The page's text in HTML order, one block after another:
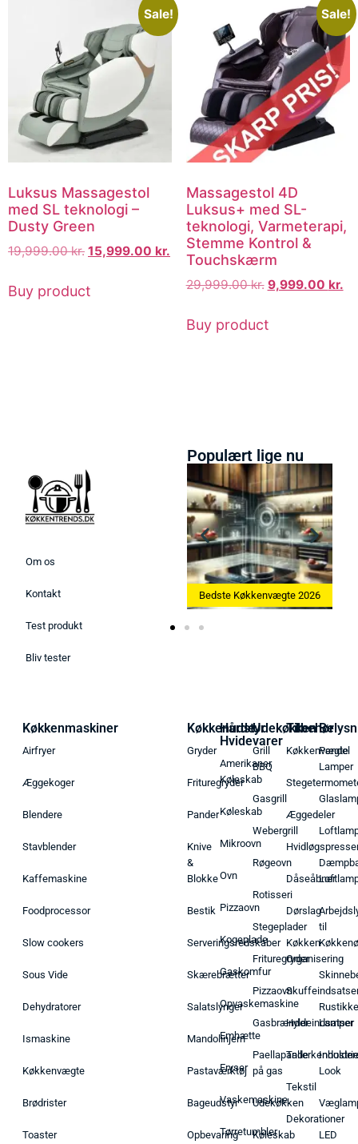
Sale!
Luksus Massagestol
med SL teknologi –
Dusty Green
19,999.00kr. 15,999.00 kr.
Buy product
Sale!
Massagestol 4D
Luksus+ med SL-
teknologi, Varmeterapi,
Stemme Kontrol &
Touchskærm
29,999.00kr. 9,999.00 kr.
Buy product
Om os
Kontakt
Test produkt
Bliv tester
Populært lige nu
2026 Bedste Køkkenvægte 2026 Bedste Æggekoger 2026
Køkkenmaskiner
Airfryer
Æggekoger
Blendere
Stavblender
Kaffemaskine
Foodprocessor
Slow cookers
Sous Vide
Dehydratorer
Ismaskine
Køkkenvægte
Brødrister
Toaster
Køkkenudstyr
Gryder
Frituregryder
Pander
Knive
&
Blokke
Bestik
Serveringsredskaber
Skærebrætter
Salatslynger
Mandolinjern
Pastaværktøj
Bageudstyr
Opbevaring
Hårde
Hvidevarer
Amerikaner
Køleskab
Køleskab
Mikroovn
Ovn
Pizzaovn
Kogeplade
Gaskomfur
Opvaskemaskine
Emhætte
Fryser
Vaskemaskine
Tørretumbler
Udekøkken
Grill
BBQ
Gasgrill
Webergrill
Røgeovn
Rotisseri
Stegeplader
Frituregryder
Pizzaovn
Gasbrænder
Paellapande
på gas
Udekøkken
Køleskab
Tilbehør
Køkkenvægte
Æggedeler
Dåseåbner
Dørslag
Køkken
Organisering
Hyldeindsatser
Tekstil
Dekorationer
Pendel
Lamper
til
Rustikke
Lamper
Look
LED